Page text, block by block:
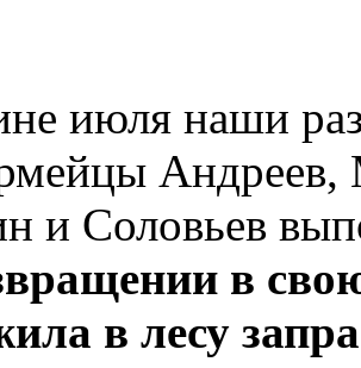
июля наши
и Соловьев
в
в лесу